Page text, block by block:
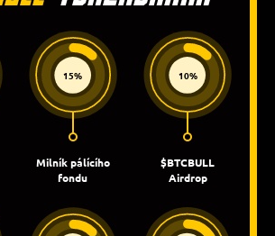
15%
Milník pálícího
fondu
10%
$BTCBULL
Airdrop